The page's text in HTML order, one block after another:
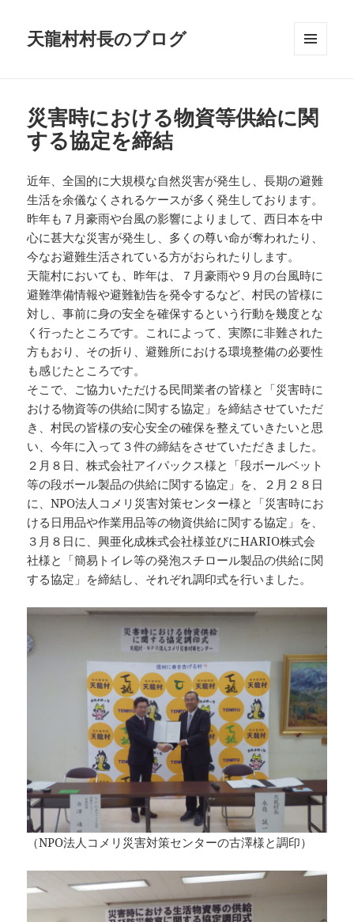
天龍村村長のブログ
ット
災害時における物資等供給に関
する協定を締結
近年、全国的に大規模な自然災害が発生し、長期の避難
生活を余儀なくされるケースが多く発生しております。
昨年も７月豪雨や台風の影響によりまして、西日本を中
心に甚大な災害が発生し、多くの尊い命が奪われたり、
今なお避難生活されている方がおられたりします。
天龍村においても、昨年は、７月豪雨や９月の台風時に
避難準備情報や避難勧告を発令するなど、村民の皆様に
対し、事前に身の安全を確保するという行動を幾度とな
く行ったところです。これによって、実際に非難された
方もおり、その折り、避難所における環境整備の必要性
も感じたところです。
そこで、ご協力いただける民間業者の皆様と「災害時に
おける物資等の供給に関する協定」を締結させていただ
き、村民の皆様の安心安全の確保を整えていきたいと思
い、今年に入って３件の締結をさせていただきました。
２月８日、株式会社アイパックス様と「段ボールベット
等の段ボール製品の供給に関する協定」を、２月２８日
に、NPO法人コメリ災害対策センター様と「災害時にお
ける日用品や作業用品等の物資供給に関する協定」を、
３月８日に、興亜化成株式会社様並びにHARIO株式会
社様と「簡易トイレ等の発泡スチロール製品の供給に関
する協定」を締結し、それぞれ調印式を行いました。
（NPO法人コメリ災害対策センターの古澤様と調印）